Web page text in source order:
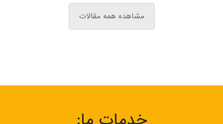
مشاهده همه مقالات